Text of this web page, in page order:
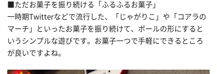
■ただお菓子を振り続ける「ふるふるお菓子」
一時期Twitterなどで流行した、「じゃがりこ」や「コアラの
マーチ」といったお菓子を振り続けて、ボールの形にすると
いうシンプルな遊びです。お菓子一つで手軽にできるところ
が良いですよね。